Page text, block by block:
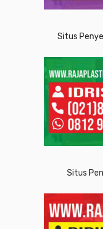
Situs
Situs